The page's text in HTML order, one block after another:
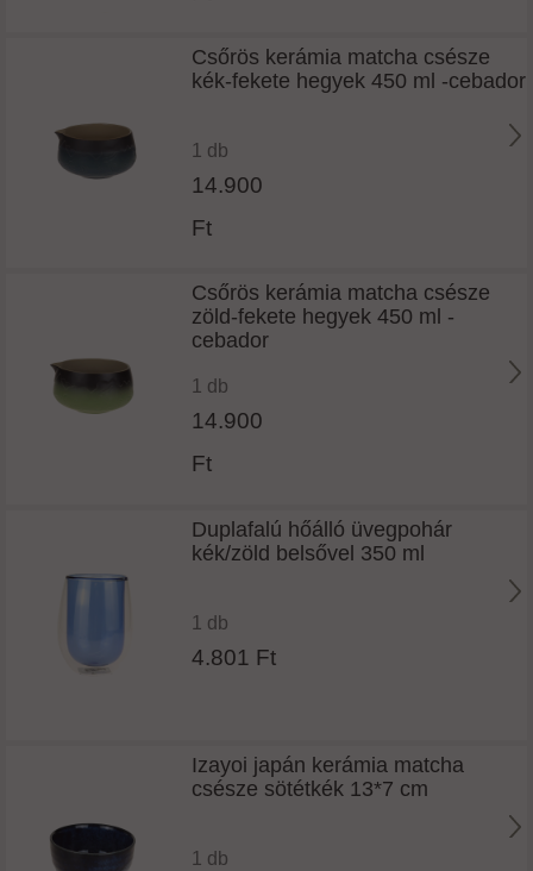
Csőrös kerámia matcha csésze
kék-fekete hegyek 450 ml -cebador
1 db
14.900
Ft
Csőrös kerámia matcha csésze
zöld-fekete hegyek 450 ml -
cebador
1 db
14.900
Ft
Duplafalú hőálló üvegpohár
kék/zöld belsővel 350 ml
1 db
4.801 Ft
Izayoi japán kerámia matcha
csésze sötétkék 13*7 cm
1 db